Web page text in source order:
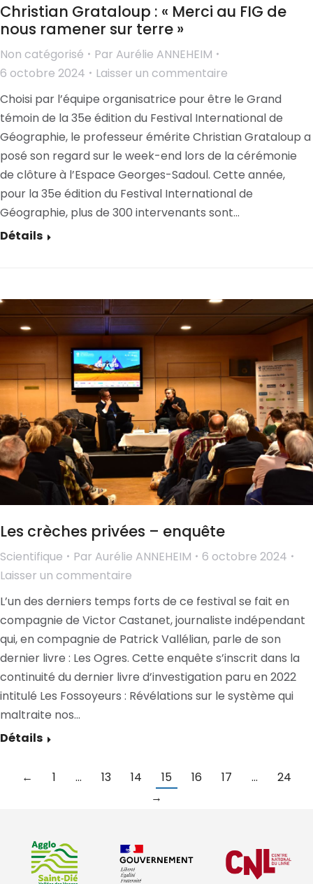
Christian Grataloup : « Merci au FIG de
nous ramener sur terre »
Non catégorisé Par Aurélie ANNEHEIM
6 octobre 2024
Laisser un commentaire
Choisi par l’équipe organisatrice pour être le Grand
témoin de la 35e édition du Festival International de
Géographie, le professeur émérite Christian Grataloup a
posé son regard sur le week-end lors de la cérémonie
de clôture à l’Espace Georges-Sadoul. Cette année,
pour la 35e édition du Festival International de
Géographie, plus de 300 intervenants sont…
Détails
Les crèches privées – enquête
Scientifique Par Aurélie ANNEHEIM
6 octobre 2024
Laisser un commentaire
L’un des derniers temps forts de ce festival se fait en
compagnie de Victor Castanet, journaliste indépendant
qui, en compagnie de Patrick Vallélian, parle de son
dernier livre : Les Ogres. Cette enquête s’inscrit dans la
continuité du dernier livre d’investigation paru en 2022
intitulé Les Fossoyeurs : Révélations sur le système qui
maltraite nos…
Détails
← 1 … 13 14 15 16 17 …
24
→